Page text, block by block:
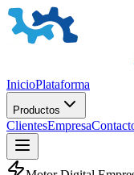
InicioPlataforma
Productos
ClientesEmpresa